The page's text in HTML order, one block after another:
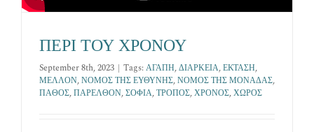
ΠΕΡΙ ΤΟΥ ΧΡΟΝΟΥ
September 8th, 2023 | Tags: ΑΓΑΠΗ,ΔΙΑΡΚΕΙΑ,ΕΚΤΑΣΗ,
ΜΕΛΛΟΝ,ΝΟΜΟΣ ΤΗΣ ΕΥΘΥΝΗΣ,ΝΟΜΟΣ ΤΗΣ ΜΟΝΑΔΑΣ,
ΠΑΘΟΣ,ΠΑΡΕΛΘΟΝ,ΣΟΦΙΑ,ΤΡΟΠΟΣ,ΧΡΟΝΟΣ,ΧΩΡΟΣ